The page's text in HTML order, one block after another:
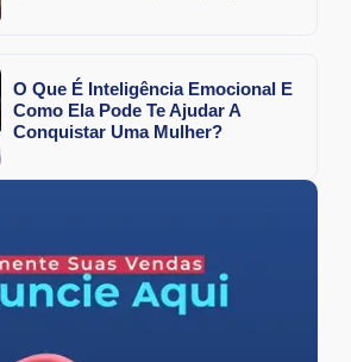
O Que É Inteligência Emocional E
Como Ela Pode Te Ajudar A
Conquistar Uma Mulher?